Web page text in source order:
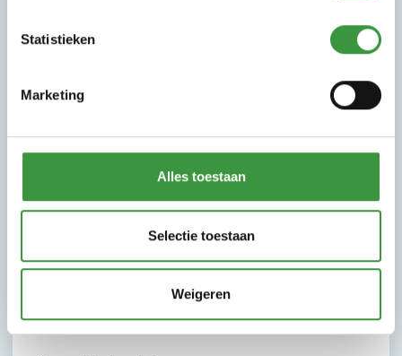
Statistieken
Marketing
Alles toestaan
Selectie toestaan
Weigeren
Is jouw kind een echte Monkey Town fan en
komen jullie meerdere keren per jaar spelen in één
van onze indoor speeltuinen? Met een 10-
rittenkaart kan je 10x komen spelen voor € 75,00.
Town telkens voordeliger!
Alle voordelen van deze 10-rittenkaart op een rij: